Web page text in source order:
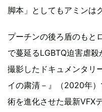
脚本」としてもアミンは
プーチンの後ろ盾のもと
で蔓延るLGBTQ迫害虐
撮影したドキュメンタリ
イの粛清－』（2020年
術を進化させた最新VFX